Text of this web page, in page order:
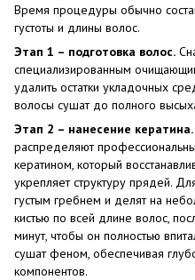
Время процедуры обычно
густоты и длины волос.
Этап 1 – подготовка волос.
специализированным
удалить остатки укладочных
волосы сушат до полного
Этап 2 – нанесение кератина.
распределяют
кератином, который
укрепляет структуру прядей.
густым гребнем и делят на
кистью по всей длине волос,
минут, чтобы он полностью
сушат феном, обеспечивая
компонентов.